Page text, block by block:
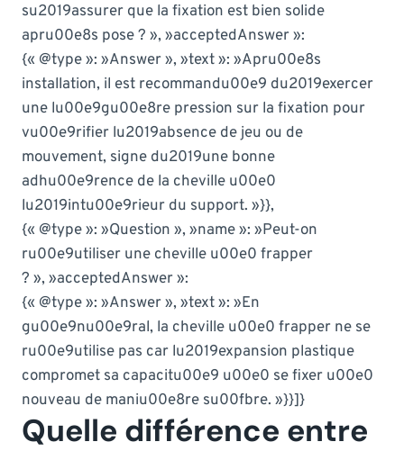
su2019assurer que la fixation est bien solide
apru00e8s pose ? », »acceptedAnswer »:
{« @type »: »Answer », »text »: »Apru00e8s
installation, il est recommandu00e9 du2019exercer
une lu00e9gu00e8re pression sur la fixation pour
vu00e9rifier lu2019absence de jeu ou de
mouvement, signe du2019une bonne
adhu00e9rence de la cheville u00e0
lu2019intu00e9rieur du support. »}},
{« @type »: »Question », »name »: »Peut-on
ru00e9utiliser une cheville u00e0 frapper
? », »acceptedAnswer »:
{« @type »: »Answer », »text »: »En
gu00e9nu00e9ral, la cheville u00e0 frapper ne se
ru00e9utilise pas car lu2019expansion plastique
compromet sa capacitu00e9 u00e0 se fixer u00e0
nouveau de maniu00e8re su00fbre. »}}]}
Quelle différence entre